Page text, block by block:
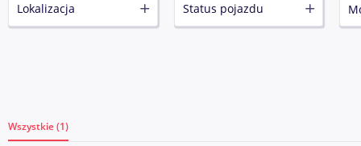
Lokalizacja Status pojazdu
Wszystkie (1)